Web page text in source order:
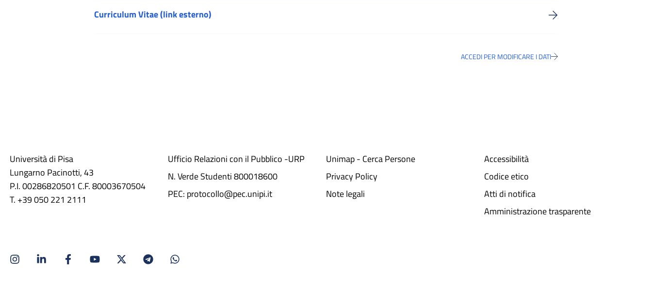
Curriculum Vitae (link esterno)
ACCEDI PER MODIFICARE I DATI
Università di Pisa
Lungarno Pacinotti, 43
P.I. 00286820501 C.F. 80003670504
T. +39 050 221 2111
Ufficio Relazioni con il Pubblico -URP
N. Verde Studenti 800018600​
PEC: protocollo@pec.unipi.it
Unimap - Cerca Persone
Privacy Policy
Note legali
Accessibilità
Codice etico
Atti di notifica
Amministrazione trasparente